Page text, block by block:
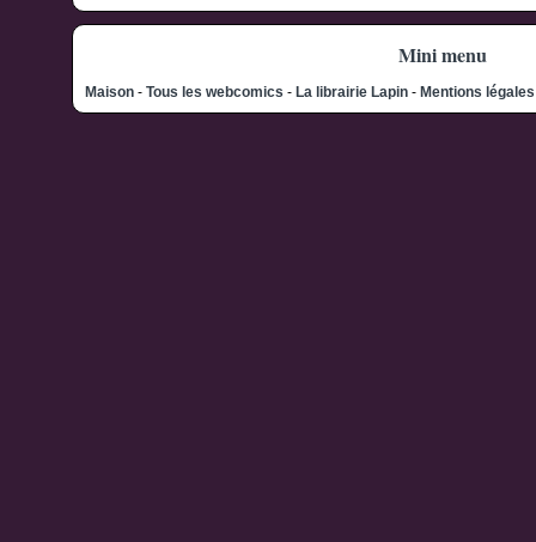
Mini menu
Maison - Tous les webcomics - La librairie Lapin - Mentions